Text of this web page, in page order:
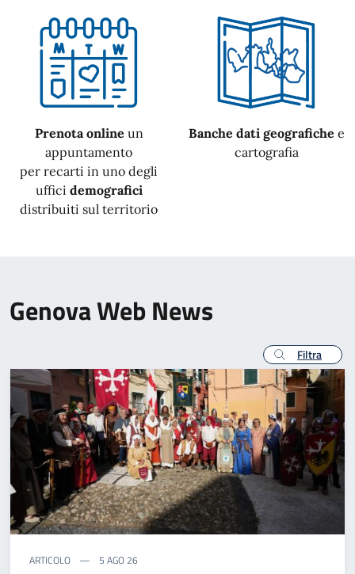
Prenota online un
appuntamento
per recarti in uno degli
uffici demografici
distribuiti sul territorio
Banche dati geografiche e
cartografia
Genova Web News
Filtra
ARTICOLO 5 AGO 26